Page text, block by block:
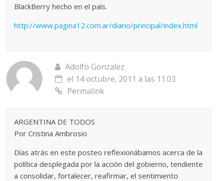
BlackBerry hecho en el país.
http://www.pagina12.com.ar/diario/principal/index.html
Adolfo Gonzalez
el 14 octubre, 2011 a las 11:03
Permalink
ARGENTINA DE TODOS
Por Cristina Ambrosio
Días atrás en este posteo reflexionábamos acerca de la
política desplegada por la acción del gobierno, tendiente
a consolidar, fortalecer, reafirmar, el sentimiento